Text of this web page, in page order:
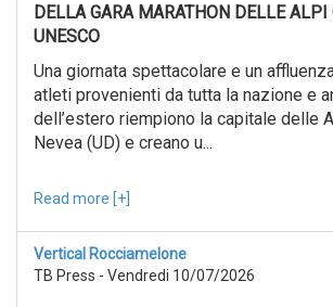
Sport
Reset
Recherche
avancée
Sport
Reset
DELLA GARA MARATHON DELLE
UNESCO
Una giornata spettacolare e un
atleti provenienti da tutta la nazione e
dell’estero riempiono la capitale delle
Nevea (UD) e creano u...
Read more [+]
Vertical Rocciamelone
TB Press - Vendredi 10/07/2026